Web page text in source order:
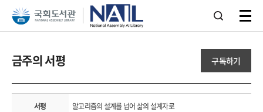
본문 바로가기주메뉴 바로가기
금주의 서평 구독하기
서평 알고리즘의 설계를 넘어 삶의 설계자로